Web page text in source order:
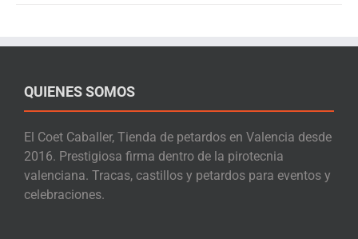
QUIENES SOMOS
El Coet Caballer, Tienda de petardos en Valencia desde
2016. Prestigiosa firma dentro de la pirotecnia
valenciana. Tracas, castillos y petardos para eventos y
celebraciones.